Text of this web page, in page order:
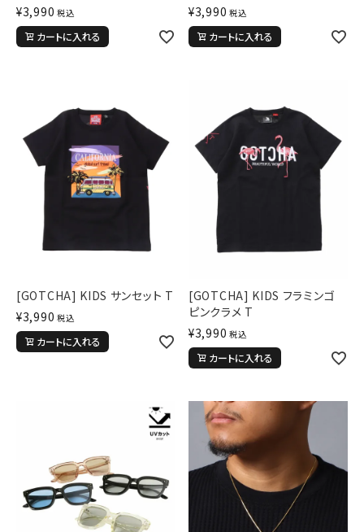
キーワードから探す
円
カテゴリ
¥3,990 税込
カートに入れる
¥3,990 税込
カートに入れる
[GOTCHA] KIDS サンセット T
¥3,990 税込
カートに入れる
[GOTCHA] KIDS フラミンゴ
ピンクラメ T
¥3,990 税込
カートに入れる